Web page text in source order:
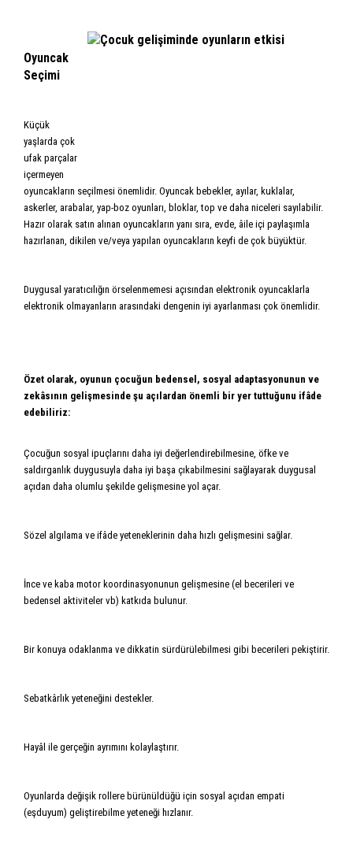
Oyuncak
Seçimi
Küçük
yaşlarda çok
ufak parçalar
içermeyen
oyuncakların seçilmesi önemlidir. Oyuncak bebekler, ayılar, kuklalar,
askerler, arabalar, yap-boz oyunları, bloklar, top ve daha niceleri sayılabilir.
Hazır olarak satın alınan oyuncakların yanı sıra, evde, âile içi paylaşımla
hazırlanan, dikilen ve/veya yapılan oyuncakların keyfi de çok büyüktür.
Duygusal yaratıcılığın örselenmemesi açısından elektronik oyuncaklarla
elektronik olmayanların arasındaki dengenin iyi ayarlanması çok önemlidir.
Özet olarak, oyunun çocuğun bedensel, sosyal adaptasyonunun ve
zekâsının gelişmesinde şu açılardan önemli bir yer tuttuğunu ifâde
edebiliriz:
Çocuğun sosyal ipuçlarını daha iyi değerlendirebilmesine, öfke ve
saldırganlık duygusuyla daha iyi başa çıkabilmesini sağlayarak duygusal
açıdan daha olumlu şekilde gelişmesine yol açar.
Sözel algılama ve ifâde yeteneklerinin daha hızlı gelişmesini sağlar.
İnce ve kaba motor koordinasyonunun gelişmesine (el becerileri ve
bedensel aktiviteler vb) katkıda bulunur.
Bir konuya odaklanma ve dikkatin sürdürülebilmesi gibi becerileri pekiştirir.
Sebatkârlık yeteneğini destekler.
Hayâl ile gerçeğin ayrımını kolaylaştırır.
Oyunlarda değişik rollere bürünüldüğü için sosyal açıdan empati
(eşduyum) geliştirebilme yeteneği hızlanır.